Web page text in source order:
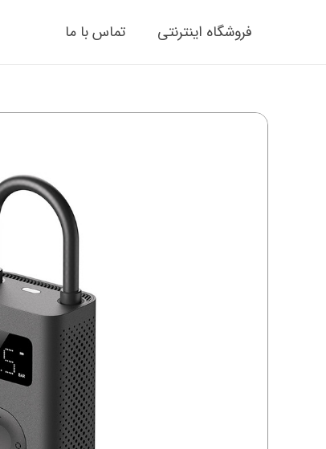
فروشگاه اینترنتی تماس با ما